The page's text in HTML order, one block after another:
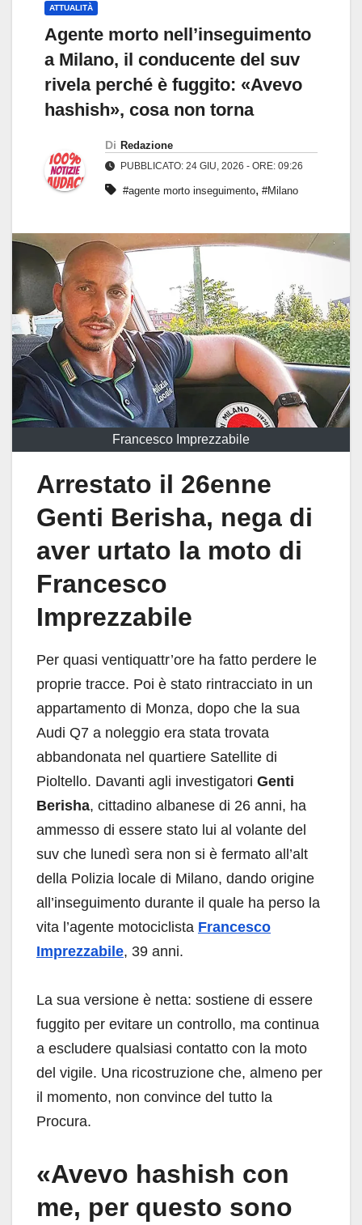
ATTUALITÀ
Agente morto nell’inseguimento
a Milano, il conducente del suv
rivela perché è fuggito: «Avevo
hashish», cosa non torna
Di Redazione
PUBBLICATO: 24 GIU, 2026 - ORE: 09:26
#agente morto inseguimento, #Milano
Francesco Imprezzabile
Arrestato il 26enne
Genti Berisha, nega di
aver urtato la moto di
Francesco
Imprezzabile
Per quasi ventiquattr’ore ha fatto perdere le
proprie tracce. Poi è stato rintracciato in un
appartamento di Monza, dopo che la sua
Audi Q7 a noleggio era stata trovata
abbandonata nel quartiere Satellite di
Pioltello. Davanti agli investigatori Genti
Berisha, cittadino albanese di 26 anni, ha
ammesso di essere stato lui al volante del
suv che lunedì sera non si è fermato all’alt
della Polizia locale di Milano, dando origine
all’inseguimento durante il quale ha perso la
vita l’agente motociclista Francesco
Imprezzabile, 39 anni.
La sua versione è netta: sostiene di essere
fuggito per evitare un controllo, ma continua
a escludere qualsiasi contatto con la moto
del vigile. Una ricostruzione che, almeno per
il momento, non convince del tutto la
Procura.
«Avevo hashish con
me, per questo sono